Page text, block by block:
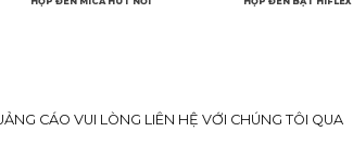
CÁO VUI LÒNG LIÊN HỆ VỚI CHÚNG TÔI QUA